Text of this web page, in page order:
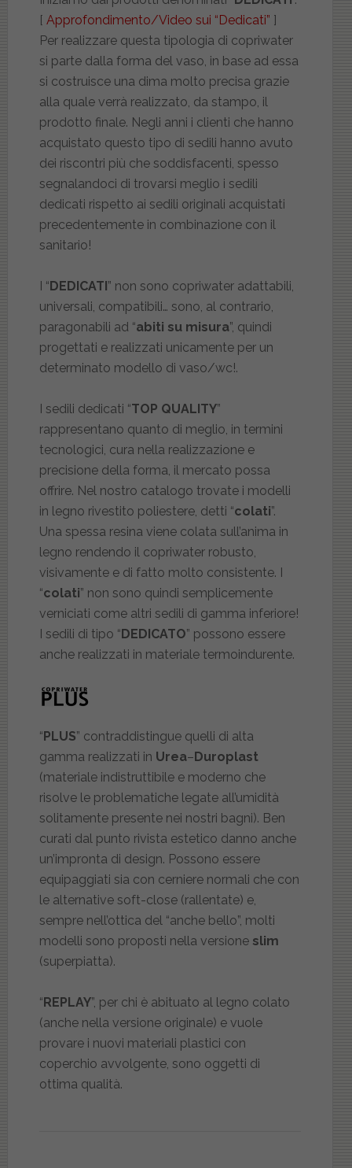
[ Approfondimento/Video sui “Dedicati” ]
Per realizzare questa tipologia di copriwater
si parte dalla forma del vaso, in base ad essa
si costruisce una dima molto precisa grazie
alla quale verrà realizzato, da stampo, il
prodotto finale. Negli anni i clienti che hanno
acquistato questo tipo di sedili hanno avuto
dei riscontri più che soddisfacenti, spesso
segnalandoci di trovarsi meglio i sedili
dedicati rispetto ai sedili originali acquistati
precedentemente in combinazione con il
sanitario!
I “DEDICATI” non sono copriwater adattabili,
universali, compatibili… sono, al contrario,
paragonabili ad “abiti su misura”, quindi
progettati e realizzati unicamente per un
determinato modello di vaso/wc!.
I sedili dedicati “TOP QUALITY”
rappresentano quanto di meglio, in termini
tecnologici, cura nella realizzazione e
precisione della forma, il mercato possa
offrire. Nel nostro catalogo trovate i modelli
in legno rivestito poliestere, detti “colati”.
Una spessa resina viene colata sull’anima in
legno rendendo il copriwater robusto,
visivamente e di fatto molto consistente. I
“colati” non sono quindi semplicemente
verniciati come altri sedili di gamma inferiore!
I sedili di tipo “DEDICATO” possono essere
anche realizzati in materiale termoindurente.
“PLUS” contraddistingue quelli di alta
gamma realizzati in Urea–Duroplast
(materiale indistruttibile e moderno che
risolve le problematiche legate all’umidità
solitamente presente nei nostri bagni). Ben
curati dal punto rivista estetico danno anche
un’impronta di design. Possono essere
equipaggiati sia con cerniere normali che con
le alternative soft-close (rallentate) e,
sempre nell’ottica del “anche bello”, molti
modelli sono proposti nella versione slim
(superpiatta).
“REPLAY”, per chi è abituato al legno colato
(anche nella versione originale) e vuole
provare i nuovi materiali plastici con
coperchio avvolgente, sono oggetti di
ottima qualità.